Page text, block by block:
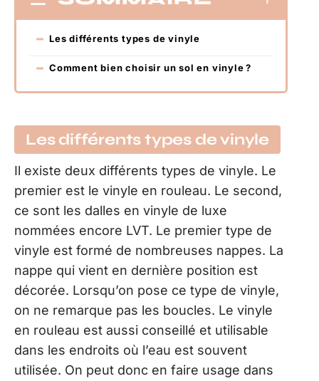
Les différents types de vinyle
Comment bien choisir un sol en vinyle ?
Les différents types de vinyle
Il existe deux différents types de vinyle. Le
premier est le vinyle en rouleau. Le second,
ce sont les dalles en vinyle de luxe
nommées encore LVT. Le premier type de
vinyle est formé de nombreuses nappes. La
nappe qui vient en dernière position est
décorée. Lorsqu’on pose ce type de vinyle,
on ne remarque pas les boucles. Le vinyle
en rouleau est aussi conseillé et utilisable
dans les endroits où l’eau est souvent
utilisée. On peut donc en faire usage dans